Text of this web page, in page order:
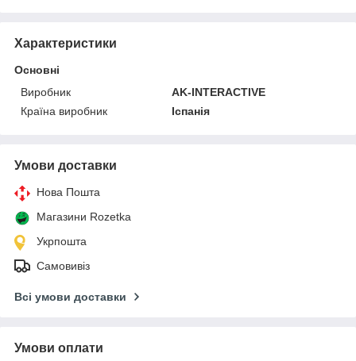
Характеристики
Основні
Виробник
AK-INTERACTIVE
Країна виробник
Іспанія
Умови доставки
Нова Пошта
Магазини Rozetka
Укрпошта
Самовивіз
Всі умови доставки
Умови оплати